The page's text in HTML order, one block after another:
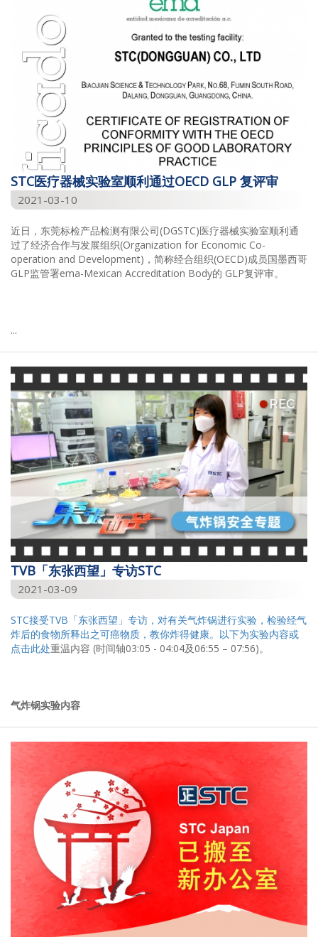
STC医疗器械实验室顺利通过OECD GLP 复评审
2021-03-10
近日，东莞标检产品检测有限公司(DGSTC)医疗器械实验室顺利通
过了经济合作与发展组织(Organization for Economic Co-
operation and Development)，简称经合组织(OECD)成员国墨西哥
GLP监管署ema-Mexican Accreditation Body的 GLP复评审。
...
TVB「东张西望」专访STC
2021-03-09
STC接受TVB「东张西望」专访，对有关气炸锅进行实验，检验经气
炸后的食物所释出之可癌物质，教你炸得健康。以下为实验内容或
点击此处重温内容 (时间轴03:05 - 04:04及06:55 – 07:56)。
气炸锅实验内容